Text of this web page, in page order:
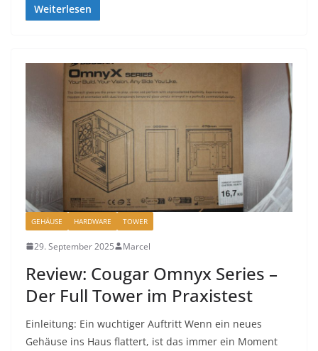
Weiterlesen
GEHÄUSE HARDWARE TOWER
29. September 2025 Marcel
Review: Cougar Omnyx Series –
Der Full Tower im Praxistest
Einleitung: Ein wuchtiger Auftritt Wenn ein neues
Gehäuse ins Haus flattert, ist das immer ein Moment